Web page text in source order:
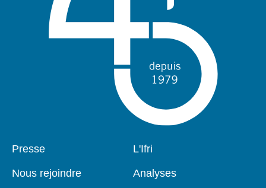
Pied
Presse
Nous rejoindre
Navigation
L'Ifri
Analyses